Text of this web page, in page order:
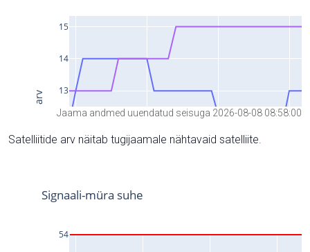
Jaama andmed uuendatud seisuga 2026-08-08 08:58:00
Satelliitide arv näitab tugijaamale nähtavaid satelliite.